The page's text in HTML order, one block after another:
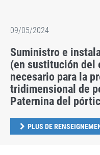
09/05/2024
Suministro e
(en sustitución del
necesario para la
tridimensional de
Paternina del
PLUS DE